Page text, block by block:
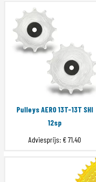
Pulleys AERO 13T-13T SHI
12sp
Adviesprijs: € 71,40